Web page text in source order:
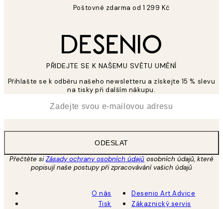
Poštovné zdarma od 1 299 Kč
PŘIDEJTE SE K NAŠEMU SVĚTU UMĚNÍ
Přihlašte se k odběru našeho newsletteru a získejte 15 % slevu
na tisky při dalším nákupu.
ODESLAT
Přečtěte siZásady ochrany osobních údajů osobních údajů, které
popisují naše postupy při zpracovávání vašich údajů
O nás
Tisk
Desenio Art Advice
Zákaznický servis